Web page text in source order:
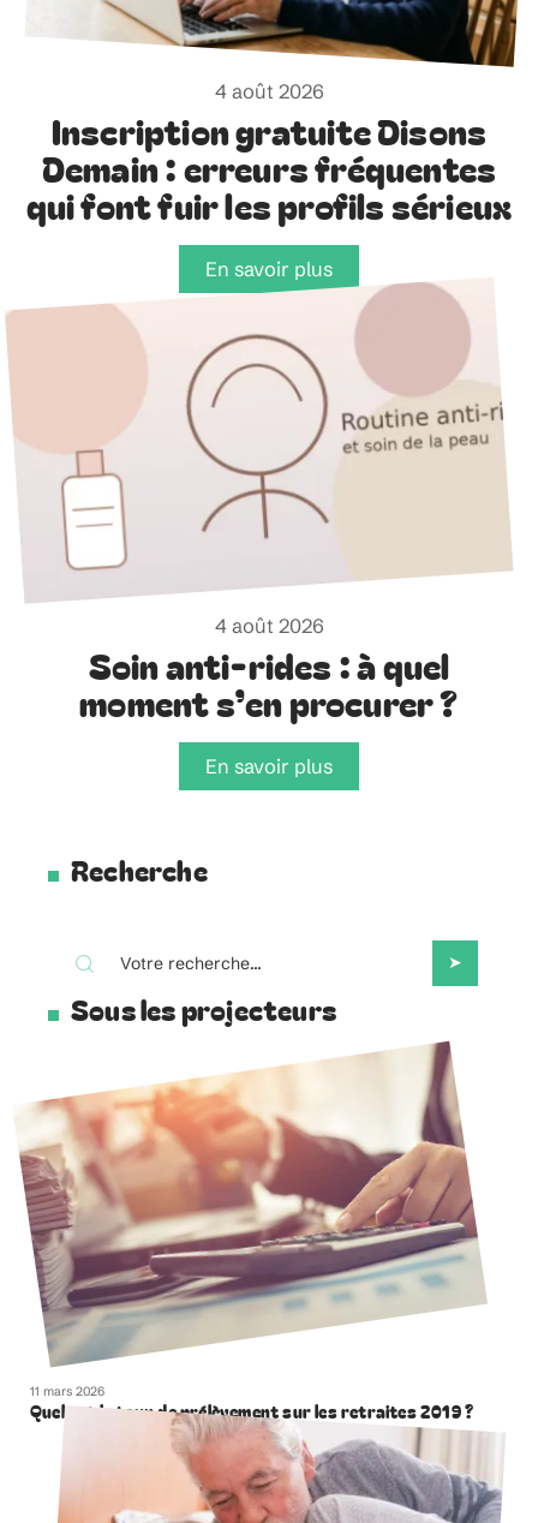
4 août 2026
Inscription gratuite Disons
Demain : erreurs fréquentes
qui font fuir les profils sérieux
En savoir plus
4 août 2026
Soin anti-rides : à quel
moment s’en procurer ?
En savoir plus
Recherche
Sous les projecteurs
11 mars 2026
Quel est le taux de prélèvement sur les retraites 2019 ?